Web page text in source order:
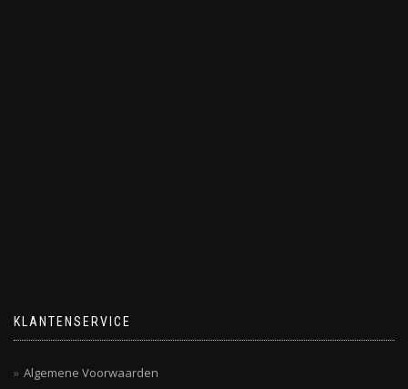
KLANTENSERVICE
Algemene Voorwaarden